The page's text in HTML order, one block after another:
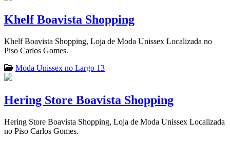
Khelf Boavista Shopping
Khelf Boavista Shopping, Loja de Moda Unissex Localizada no
Piso Carlos Gomes.
Moda Unissex no Largo 13
Hering Store Boavista Shopping
Hering Store Boavista Shopping, Loja de Moda Unissex Localizada
no Piso Carlos Gomes.